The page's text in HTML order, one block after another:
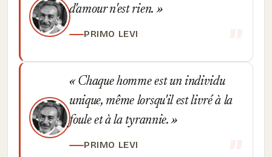
d'amour n'est rien.
PRIMO LEVI
Chaque homme est un individu
unique, même lorsqu'il est livré à la
foule et à la tyrannie.
PRIMO LEVI